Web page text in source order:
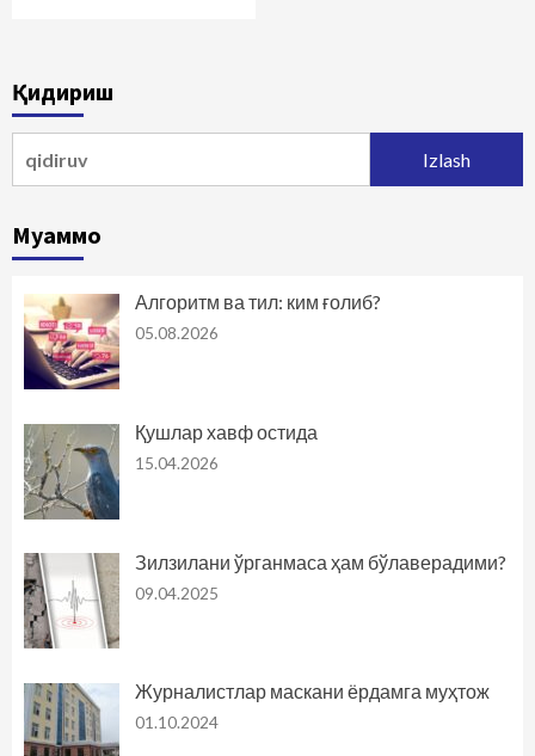
Қидириш
Муаммо
Алгоритм ва тил: ким ғолиб?
05.08.2026
Қушлар хавф остида
15.04.2026
Зилзилани ўрганмаса ҳам бўлаверадими?
09.04.2025
Журналистлар маскани ёрдамга муҳтож
01.10.2024